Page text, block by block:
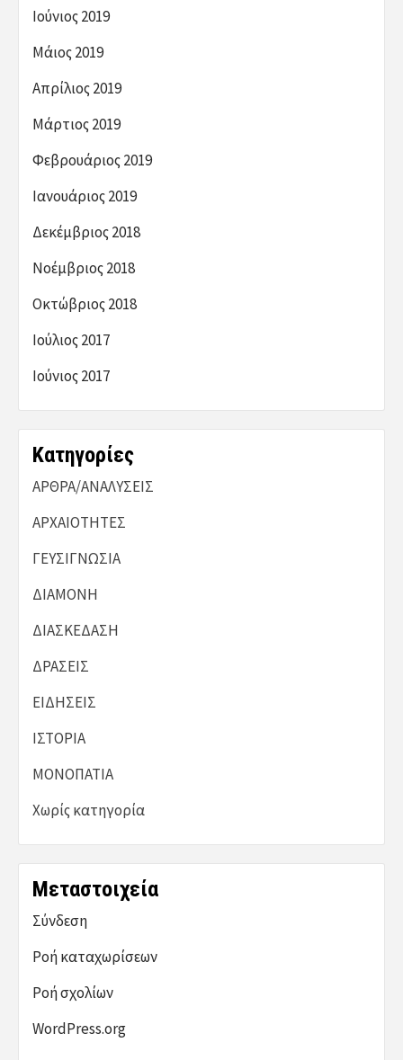
Ιούνιος 2019
Μάιος 2019
Απρίλιος 2019
Μάρτιος 2019
Φεβρουάριος 2019
Ιανουάριος 2019
Δεκέμβριος 2018
Νοέμβριος 2018
Οκτώβριος 2018
Ιούλιος 2017
Ιούνιος 2017
Kατηγορίες
ΑΡΘΡΑ/ΑΝΑΛΥΣΕΙΣ
ΑΡΧΑΙΟΤΗΤΕΣ
ΓΕΥΣΙΓΝΩΣΙΑ
ΔΙΑΜΟΝΗ
ΔΙΑΣΚΕΔΑΣΗ
ΔΡΑΣΕΙΣ
ΕΙΔΗΣΕΙΣ
ΙΣΤΟΡΙΑ
ΜΟΝΟΠΑΤΙΑ
Χωρίς κατηγορία
Μεταστοιχεία
Σύνδεση
Ροή καταχωρίσεων
Ροή σχολίων
WordPress.org